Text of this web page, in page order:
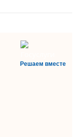
Решаем вместе